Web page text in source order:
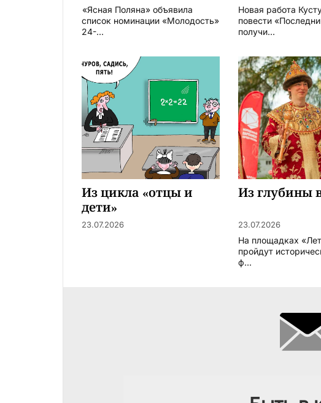
«Ясная Поляна» объявила
список номинации «Молодость»
24-...
Новая работа
повести
получи...
Из цикла «отцы и
дети»
23.07.2026
Из глубины
23.07.2026
На площадках
пройдут
ф...